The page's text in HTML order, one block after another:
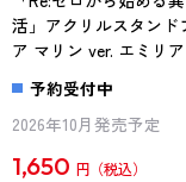
活」アクリルスタンド
ア マリン ver. エミリア
予約受付中
2026年10月発売予定
1,650 円